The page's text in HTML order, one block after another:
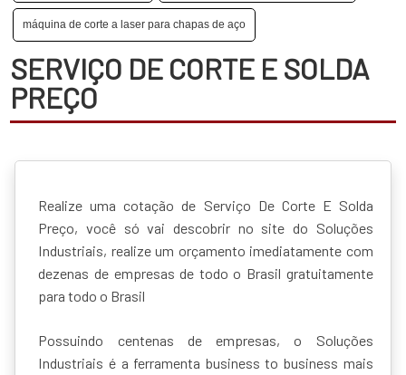
máquina de corte a laser para chapas de aço
SERVIÇO DE CORTE E SOLDA
PREÇO
Realize uma cotação de Serviço De Corte E Solda
Preço, você só vai descobrir no site do Soluções
Industriais, realize um orçamento imediatamente com
dezenas de empresas de todo o Brasil gratuitamente
para todo o Brasil
Possuindo centenas de empresas, o Soluções
Industriais é a ferramenta business to business mais